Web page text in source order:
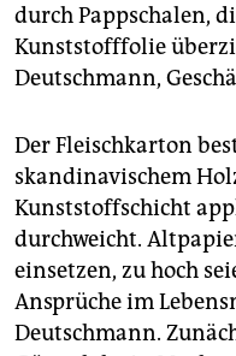
durch Pappschalen,
Kunststofffolie
Deutschmann,
Der Fleischkarton
skandinavischem
Kunststoffschicht
durchweicht.
einsetzen, zu hoch
Ansprüche im
Deutschmann.